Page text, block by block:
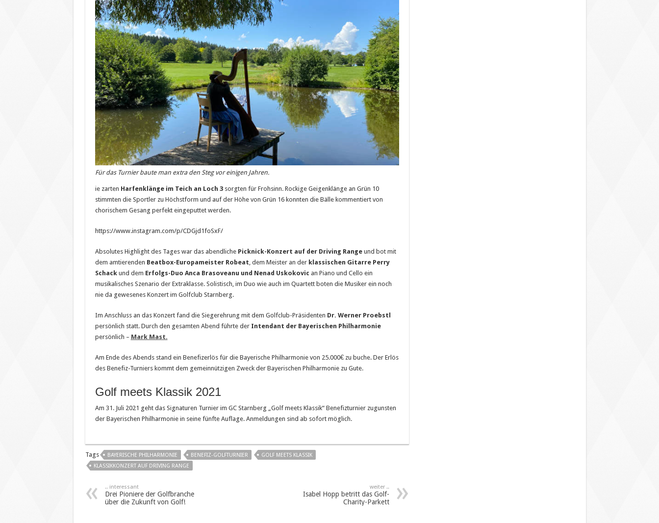
Für das Turnier baute man extra den Steg vor einigen Jahren.
ie zarten Harfenklänge im Teich an Loch 3sorgten für Frohsinn. Rockige Geigenklänge an Grün 10
stimmten die Sportler zu Höchstform und auf der Höhe von Grün 16 konnten die Bälle kommentiert von
chorischem Gesang perfekt eingeputtet werden.
https://www.instagram.com/p/CDGjd1foSxF/
Absolutes Highlight des Tages war das abendliche Picknick-Konzert auf der Driving Rangeund bot mit
dem amtierenden Beatbox-Europameister Robeat, dem Meister an der klassischen Gitarre Perry
Schackund dem Erfolgs-Duo Anca Brasoveanu und Nenad Uskokovic an Piano und Cello ein
musikalisches Szenario der Extraklasse. Solistisch, im Duo wie auch im Quartett boten die Musiker ein noch
nie da gewesenes Konzert im Golfclub Starnberg.
Im Anschluss an das Konzert fand die Siegerehrung mit dem Golfclub-Präsidenten Dr. Werner Proebstl
persönlich statt. Durch den gesamten Abend führte der Intendant der Bayerischen Philharmonie
persönlich – Mark Mast.
Am Ende des Abends stand ein Benefizerlös für die Bayerische Philharmonie von 25.000€ zu buche. Der Erlös
des Benefiz-Turniers kommt dem gemeinnützigen Zweck der Bayerischen Philharmonie zu Gute.
Golf meets Klassik 2021
Am 31. Juli 2021 geht das Signaturen Turnier im GC Starnberg „Golf meets Klassik“ Benefizturnier zugunsten
der Bayerischen Philharmonie in seine fünfte Auflage. Anmeldungen sind ab sofort möglich.
Tags BAYERISCHE PHILHARMONIE BENEFIZ-GOLFTURNIER
GOLF MEETS KLASSIK
KLASSIKKONZERT AUF DRIVING RANGE
.. interessant
Drei Pioniere der Golfbranche
über die Zukunft von Golf!
weiter ..
Isabel Hopp betritt das Golf-
Charity-Parkett